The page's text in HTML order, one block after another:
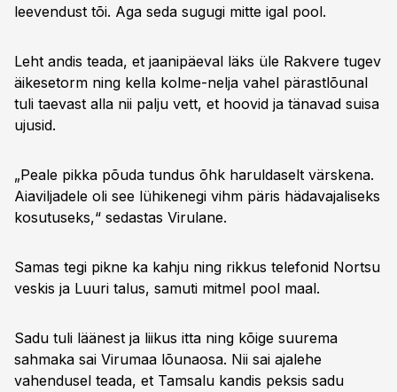
leevendust tõi. Aga seda sugugi mitte igal pool.
Leht andis teada, et jaanipäeval läks üle Rakvere tugev
äikesetorm ning kella kolme-nelja vahel pärastlõunal
tuli taevast alla nii palju vett, et hoovid ja tänavad suisa
ujusid.
„Peale pikka põuda tundus õhk haruldaselt värskena.
Aiaviljadele oli see lühikenegi vihm päris hädavajaliseks
kosutuseks,“ sedastas Virulane.
Samas tegi pikne ka kahju ning rikkus telefonid Nortsu
veskis ja Luuri talus, samuti mitmel pool maal.
Sadu tuli läänest ja liikus itta ning kõige suurema
sahmaka sai Virumaa lõunaosa. Nii sai ajalehe
vahendusel teada, et Tamsalu kandis peksis sadu